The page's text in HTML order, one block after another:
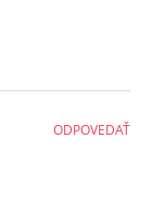
ODPOVEDAŤ